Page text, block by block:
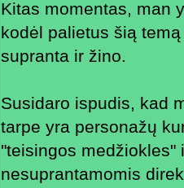
Kitas momentas, man
kodėl palietus šią
supranta ir žino.
Susidaro ispudis, kad
tarpe yra personažų
"teisingos
nesuprantamomis